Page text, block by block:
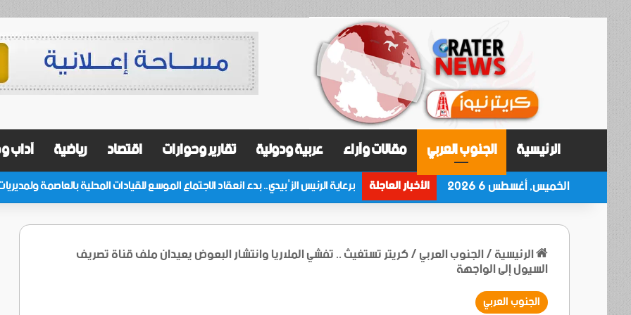
الرئيسية الجنوب العربي مقالات وآراء عربية ودولية تقارير وحوارات اقتصاد رياضية آداب
الخميس, أغسطس 6 2026 الأخبار العاجلة
الرئيسية/الجنوب العربي/كريتر تستغيث .. تفشي الملاريا وانتشار البعوض يعيدان ملف قناة تصريف السيول إلى الواجهة
الجنوب العربي